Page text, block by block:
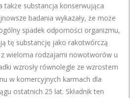
także substancja konserwująca
badania wykazały, że może
spadek odporności organizmu,
tę substancję jako rakotwórczą
wieloma rodzajami nowotworów u
wzrosły równolegle ze wzrostem
w komercyjnych karmach dla
ostatnich 25 lat. Składnik ten